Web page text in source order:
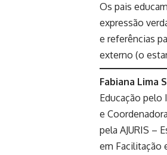
Os pais
expressão
e referências
externo (o
Fabiana Lima
Educação pelo
e
pela AJURIS –
em Facilitação